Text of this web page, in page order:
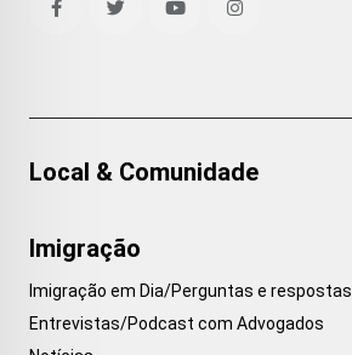
Local & Comunidade
Imigração
Imigração em Dia/Perguntas e respostas
Entrevistas/Podcast com Advogados